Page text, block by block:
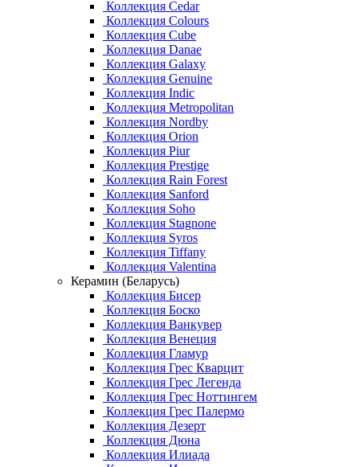
Коллекция Cedar
Коллекция Colours
Коллекция Cube
Коллекция Danae
Коллекция Galaxy
Коллекция Genuine
Коллекция Indic
Коллекция Metropolitan
Коллекция Nordby
Коллекция Orion
Коллекция Piur
Коллекция Prestige
Коллекция Rain Forest
Коллекция Sanford
Коллекция Soho
Коллекция Stagnone
Коллекция Syros
Коллекция Tiffany
Коллекция Valentina
Керамин (Беларусь)
Коллекция Бисер
Коллекция Боско
Коллекция Ванкувер
Коллекция Венеция
Коллекция Гламур
Коллекция Грес Кварцит
Коллекция Грес Легенда
Коллекция Грес Ноттингем
Коллекция Грес Палермо
Коллекция Дезерт
Коллекция Дюна
Коллекция Илиада